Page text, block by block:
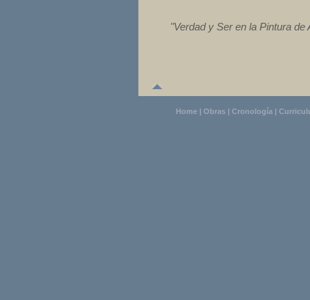
"Verdad y Ser en la Pintura
Home | Obras | Cronología |